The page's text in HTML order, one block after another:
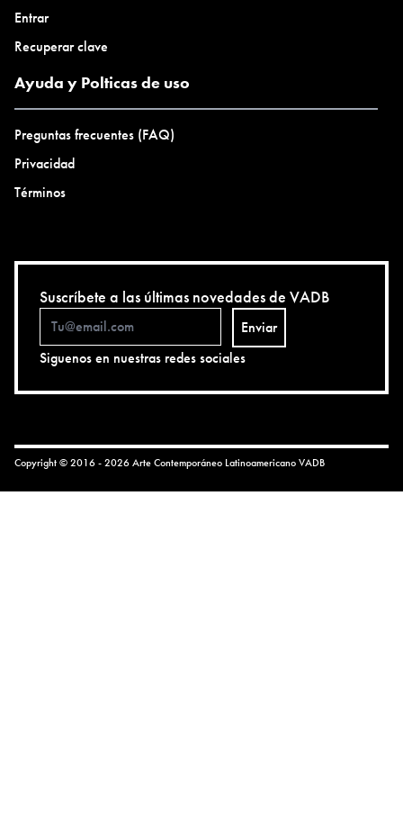
Entrar
Recuperar clave
Ayuda y Polticas de uso
Preguntas frecuentes (FAQ)
Privacidad
Términos
Suscríbete a las últimas novedades de VADB
Enviar
Siguenos en nuestras redes sociales
Copyright © 2016 - 2026 Arte Contemporáneo LatinoamericanoVADB